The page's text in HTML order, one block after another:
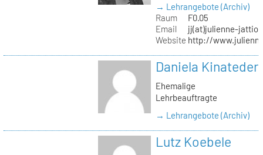
→ Lehrangebote (Archiv)
Raum
F0.05
Email
jj(at)julienne-
Website http://
Daniela Kinateder
Ehemalige
Lehrbeauftragte
→ Lehrangebote (Archiv)
Lutz Koebele